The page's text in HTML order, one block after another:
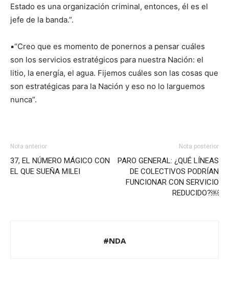
Estado es una organización criminal, entonces, él es el
jefe de la banda.”.
▪️“Creo que es momento de ponernos a pensar cuáles
son los servicios estratégicos para nuestra Nación: el
litio, la energía, el agua. Fijemos cuáles son las cosas que
son estratégicas para la Nación y eso no lo larguemos
nunca”.
Nota anterior
37, EL NÚMERO MÁGICO CON
EL QUE SUEÑA MILEI
Nota posterior
PARO GENERAL: ¿QUÉ LÍNEAS
DE COLECTIVOS PODRÍAN
FUNCIONAR CON SERVICIO
REDUCIDO?￼
#NDA